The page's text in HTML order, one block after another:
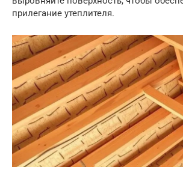
прилегание утеплителя.